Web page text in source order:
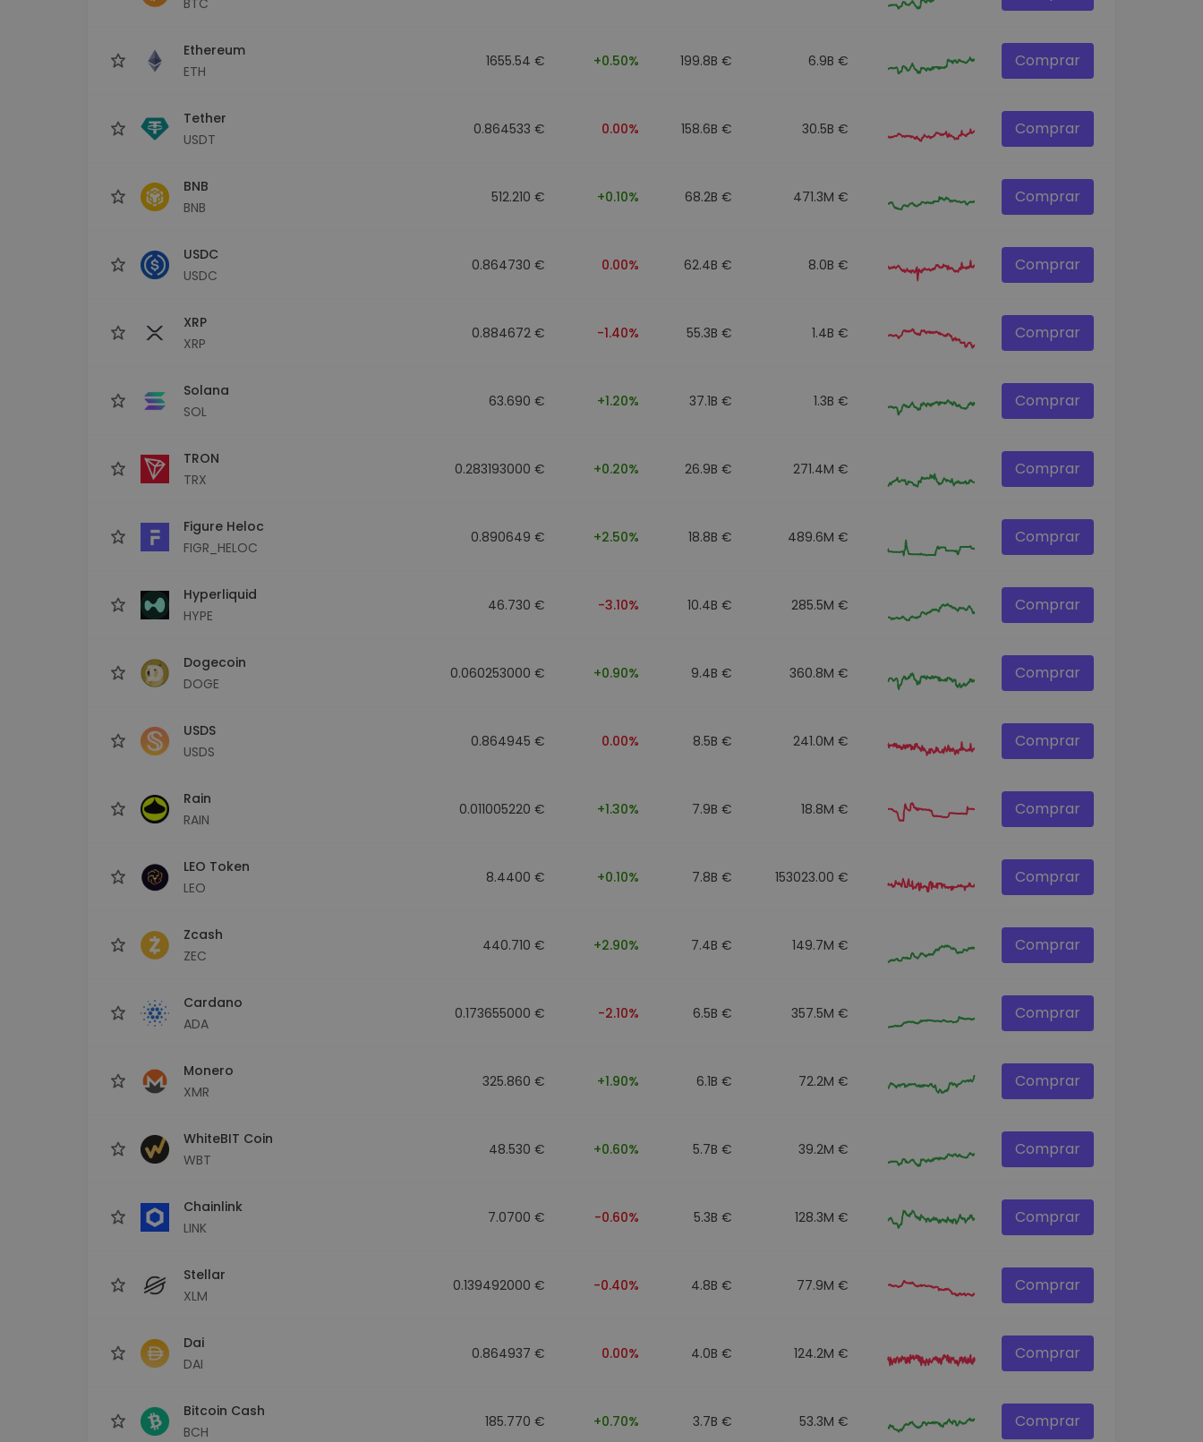
Ethereum
ETH
1655.54 € +0.50% 199.8B € 6.9B € Comprar
Tether
USDT
0.864533 € 0.00% 158.6B € 30.5B € Comprar
BNB
BNB
512.210 € +0.10% 68.2B € 471.3M € Comprar
USDC
USDC
0.864730 € 0.00% 62.4B € 8.0B € Comprar
XRP
XRP
0.884672 € -1.40% 55.3B € 1.4B € Comprar
Solana
SOL
63.690 € +1.20% 37.1B € 1.3B € Comprar
TRON
TRX
0.283193000 € +0.20% 26.9B € 271.4M € Comprar
Figure Heloc
FIGR_HELOC
0.890649 € +2.50% 18.8B € 489.6M € Comprar
Hyperliquid
HYPE
46.730 € -3.10% 10.4B € 285.5M € Comprar
Dogecoin
DOGE
0.060253000 € +0.90% 9.4B € 360.8M € Comprar
USDS
USDS
0.864945 € 0.00% 8.5B € 241.0M € Comprar
Rain
RAIN
0.011005220 € +1.30% 7.9B € 18.8M € Comprar
LEO Token
LEO
8.4400 € +0.10% 7.8B € 153023.00 € Comprar
Zcash
ZEC
440.710 € +2.90% 7.4B € 149.7M € Comprar
Cardano
ADA
0.173655000 € -2.10% 6.5B € 357.5M € Comprar
Monero
XMR
325.860 € +1.90% 6.1B € 72.2M € Comprar
WhiteBIT Coin
WBT
48.530 € +0.60% 5.7B € 39.2M € Comprar
Chainlink
LINK
7.0700 € -0.60% 5.3B € 128.3M € Comprar
Stellar
XLM
0.139492000 € -0.40% 4.8B € 77.9M € Comprar
Dai
DAI
0.864937 € 0.00% 4.0B € 124.2M € Comprar
Bitcoin Cash
BCH
185.770 € +0.70% 3.7B € 53.3M € Comprar